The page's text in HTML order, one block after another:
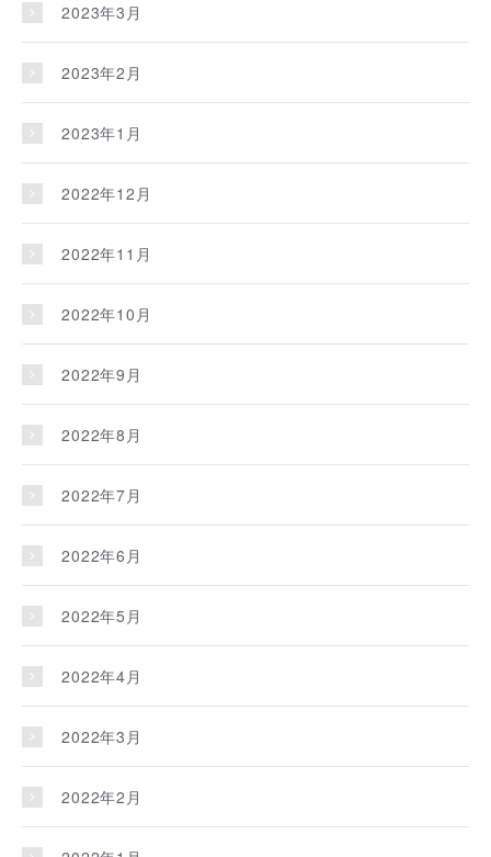
2023年3月
2023年2月
2023年1月
2022年12月
2022年11月
2022年10月
2022年9月
2022年8月
2022年7月
2022年6月
2022年5月
2022年4月
2022年3月
2022年2月